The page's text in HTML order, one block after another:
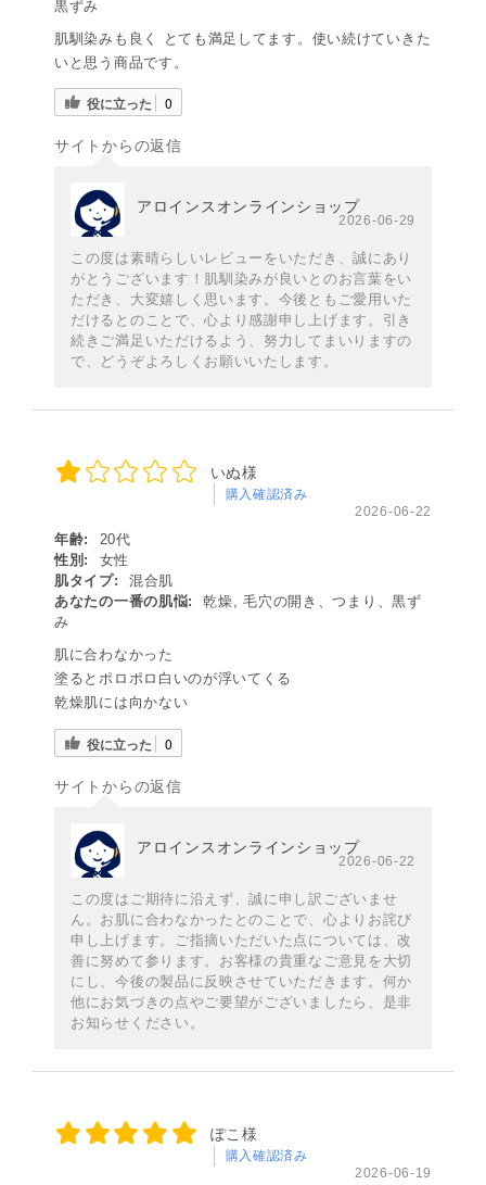
黒ずみ
肌馴染みも良く とても満足してます。使い続けていきた
いと思う商品です。
役に立った 0
サイトからの返信
アロインスオンラインショップ
2026-06-29
この度は素晴らしいレビューをいただき、誠にあり
がとうございます！肌馴染みが良いとのお言葉をい
ただき、大変嬉しく思います。今後ともご愛用いた
だけるとのことで、心より感謝申し上げます。引き
続きご満足いただけるよう、努力してまいりますの
で、どうぞよろしくお願いいたします。
いぬ様
購入確認済み
2026-06-22
年齢:
20代
性別:
女性
肌タイプ:
混合肌
あなたの一番の肌悩:
乾燥, 毛穴の開き、つまり、黒ず
み
肌に合わなかった
塗るとポロポロ白いのが浮いてくる
乾燥肌には向かない
役に立った 0
サイトからの返信
アロインスオンラインショップ
2026-06-22
この度はご期待に沿えず、誠に申し訳ございませ
ん。お肌に合わなかったとのことで、心よりお詫び
申し上げます。ご指摘いただいた点については、改
善に努めて参ります。お客様の貴重なご意見を大切
にし、今後の製品に反映させていただきます。何か
他にお気づきの点やご要望がございましたら、是非
お知らせください。
ぽこ様
購入確認済み
2026-06-19